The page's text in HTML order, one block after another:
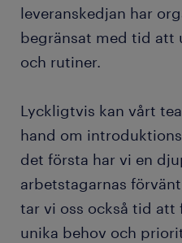
leveranskedjan har
begränsat med tid att
och rutiner.
Lyckligtvis kan vårt
hand om
det första har vi en
arbetstagarnas
tar vi oss också tid
unika behov och